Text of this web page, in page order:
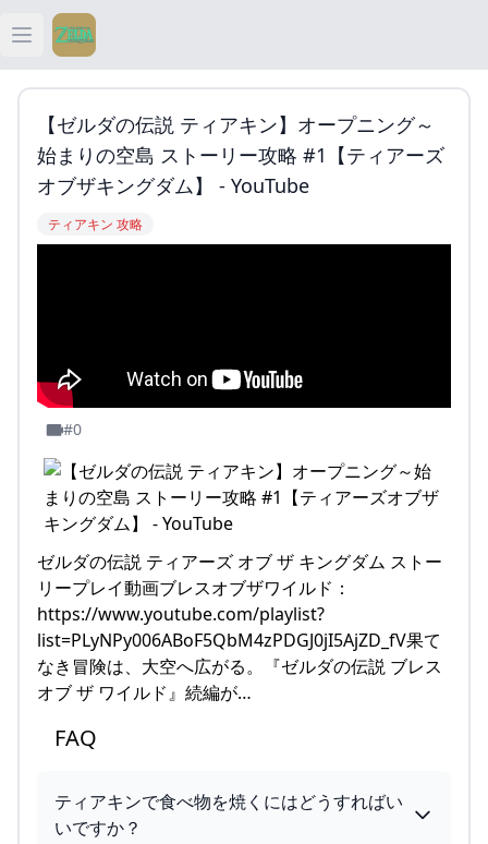
Open main menu
ティアキン
ティアキン 祠
ティアキン 武器
【ゼルダの伝説 ティアキン】オープニング～
始まりの空島 ストーリー攻略 #1【ティアーズ
オブザキングダム】 - YouTube
ティアキン 攻略
#0
ゼルダの伝説 ティアーズ オブ ザ キングダム ストー
リープレイ動画ブレスオブザワイルド：
https://www.youtube.com/playlist?
list=PLyNPy006ABoF5QbM4zPDGJ0jI5AjZD_fV果て
なき冒険は、大空へ広がる。『ゼルダの伝説 ブレス
オブ ザ ワイルド』続編が…
FAQ
ティアキンで食べ物を焼くにはどうすればい
いですか？